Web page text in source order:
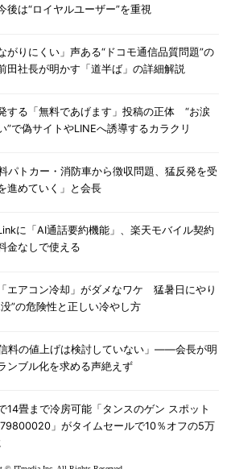
後は“ロイヤルユーザー”を重視
がりにくい」声ある“ドコモ通信品質問題”の
社長が明かす「道半ば」の詳細解説
する「無料であげます」投稿の正体 “お涙
”で偽サイトやLINEへ誘導するカラクリ
パトカー・消防車から徴収問題、猛反発を受
進めていく」と会長
に「AI通話要約機能」、楽天モバイル契約
金なしで使える
エアコン冷却」がダメなワケ 猛暑日にやり
”の危険性と正しい冷やし方
信料の値上げは検討していない」――会長が明
ブル化を求める声絶えず
14畳まで冷房可能「タンスのゲン スポット
」がタイムセールで10％オフの5万